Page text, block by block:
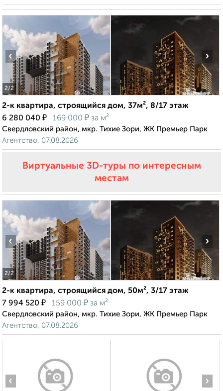
2/2
‹ ›
2-к квартира, строящийся дом, 37м², 8/17 этаж
6 280 040 ₽ 169 000 ₽ за м²
Свердловский район, мкр. Тихие Зори, ЖК Премьер Парк
Агентство, 07.08.2026
Виртуальные 3D-туры по интересным
местам
2/2
‹ ›
2-к квартира, строящийся дом, 50м², 3/17 этаж
7 994 520 ₽ 159 000 ₽ за м²
Свердловский район, мкр. Тихие Зори, ЖК Премьер Парк
Агентство, 07.08.2026
‹ ›